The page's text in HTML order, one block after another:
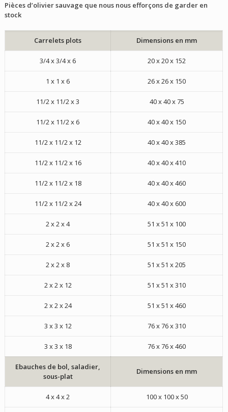
Pièces d’olivier sauvage que nous nous efforçons de garder en
stock
Carrelets plots Dimensions en mm
3/4 x 3/4 x 6 20 x 20 x 152
1 x 1 x 6 26 x 26 x 150
11/2 x 11/2 x 3 40 x 40 x 75
11/2 x 11/2 x 6 40 x 40 x 150
11/2 x 11/2 x 12 40 x 40 x 385
11/2 x 11/2 x 16 40 x 40 x 410
11/2 x 11/2 x 18 40 x 40 x 460
11/2 x 11/2 x 24 40 x 40 x 600
2 x 2 x 4 51 x 51 x 100
2 x 2 x 6 51 x 51 x 150
2 x 2 x 8 51 x 51 x 205
2 x 2 x 12 51 x 51 x 310
2 x 2 x 24 51 x 51 x 460
3 x 3 x 12 76 x 76 x 310
3 x 3 x 18 76 x 76 x 460
Ebauches de bol, saladier,
sous-plat
Dimensions en mm
4 x 4 x 2 100 x 100 x 50